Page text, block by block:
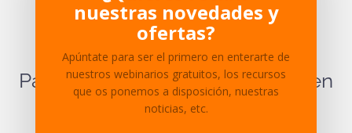
¿Tienes dudas sobre el
contenido?
Para cualquier pregunta ponte en
contactocon nosotros.
nuestras novedades y
ofertas?
Apúntate para ser el primero en enterarte de
nuestros webinarios gratuitos, los recursos
que os ponemos a disposición, nuestras
noticias, etc.